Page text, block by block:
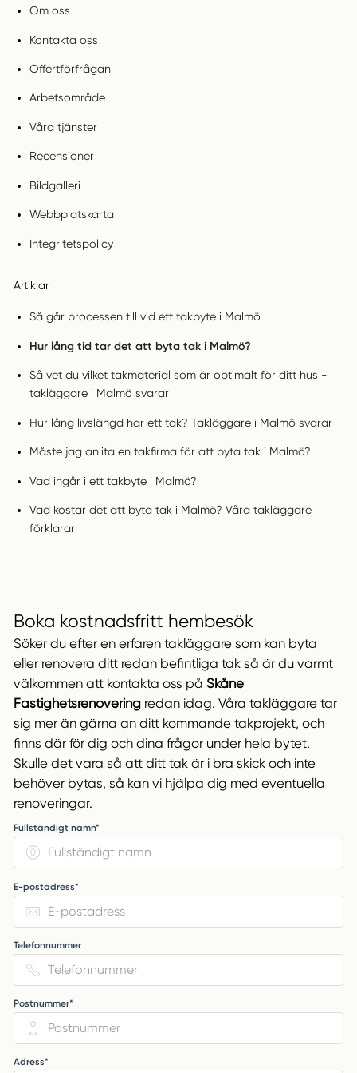
Om oss
Kontakta oss
Offertförfrågan
Arbetsområde
Våra tjänster
Recensioner
Bildgalleri
Webbplatskarta
Integritetspolicy
Artiklar
Så går processen till vid ett takbyte i Malmö
Hur lång tid tar det att byta tak i Malmö?
Så vet du vilket takmaterial som är optimalt för ditt hus -
takläggare i Malmö svarar
Hur lång livslängd har ett tak? Takläggare i Malmö svarar
Måste jag anlita en takfirma för att byta tak i Malmö?
Vad ingår i ett takbyte i Malmö?
Vad kostar det att byta tak i Malmö? Våra takläggare
förklarar
Boka kostnadsfritt hembesök
Söker du efter en erfaren takläggare som kan byta
eller renovera ditt redan befintliga tak så är du varmt
välkommen att kontakta oss på Skåne
Fastighetsrenoveringredan idag. Våra takläggare tar
sig mer än gärna an ditt kommande takprojekt, och
finns där för dig och dina frågor under hela bytet.
Skulle det vara så att ditt tak är i bra skick och inte
behöver bytas, så kan vi hjälpa dig med eventuella
renoveringar.
Fullständigt namn*
E-postadress*
Telefonnummer
Postnummer*
Adress*